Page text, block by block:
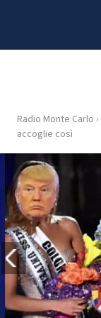
HOME
RADIO
WEB
RADIO
PLAYLIST
NEWS
Radio Monte Carlo ›
accoglie così